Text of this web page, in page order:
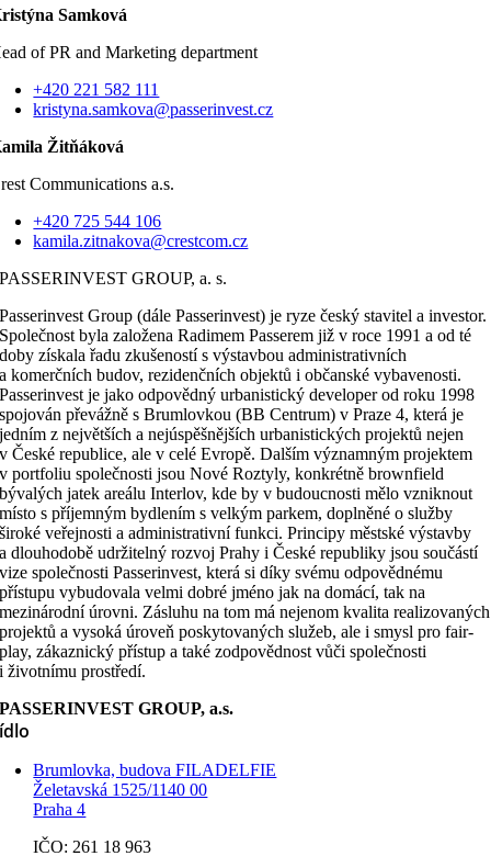
Samková
of PR and Marketing department
+420 221 582 111
kristyna.samkova@passerinvest.cz
Žitňáková
Communications a.s.
+420 725 544 106
kamila.zitnakova@crestcom.cz
PASSERINVEST GROUP, a. s.
Passerinvest Group (dále Passerinvest) je ryze český stavitel a investor.
Společnost byla založena Radimem Passerem již v roce 1991 a od té
doby získala řadu zkušeností s výstavbou administrativních
a komerčních budov, rezidenčních objektů i občanské vybavenosti.
Passerinvest je jako odpovědný urbanistický developer od roku 1998
spojován převážně s Brumlovkou (BB Centrum) v Praze 4, která je
jedním z největších a nejúspěšnějších urbanistických projektů nejen
v České republice, ale v celé Evropě. Dalším významným projektem
v portfoliu společnosti jsou Nové Roztyly, konkrétně brownfield
bývalých jatek areálu Interlov, kde by v budoucnosti mělo vzniknout
místo s příjemným bydlením s velkým parkem, doplněné o služby
široké veřejnosti a administrativní funkci. Principy městské výstavby
a dlouhodobě udržitelný rozvoj Prahy i České republiky jsou součástí
vize společnosti Passerinvest, která si díky svému odpovědnému
přístupu vybudovala velmi dobré jméno jak na domácí, tak na
mezinárodní úrovni. Zásluhu na tom má nejenom kvalita realizovaných
projektů a vysoká úroveň poskytovaných služeb, ale i smysl pro fair-
play, zákaznický přístup a také zodpovědnost vůči společnosti
i životnímu prostředí.
PASSERINVEST GROUP, a.s.
Brumlovka, budova FILADELFIE
Želetavská 1525/1140 00
Praha 4
IČO: 261 18 963